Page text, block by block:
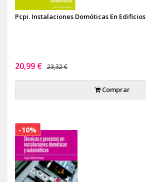
Pcpi. Instalaciones Domóticas En Edificios
20,99 € 23,32 €
Comprar
-10%